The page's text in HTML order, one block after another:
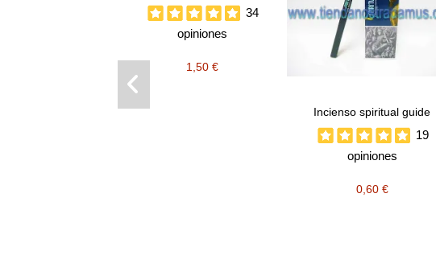
34
opiniones
1,50 €
Incienso spiritual guide
19
opiniones
0,60 €